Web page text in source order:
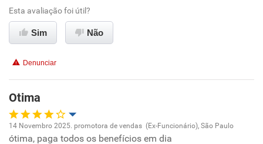
Benefícios
Esta avaliação foi útil?
Sim Não
Denunciar
Otima
Oportunidade de promoção
14 Novembro 2025. promotora de vendas (Ex-Funcionário), São Paulo
ótima, paga todos os benefícios em dia